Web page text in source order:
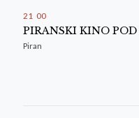
21 00
PIRANSKI KINO
Piran